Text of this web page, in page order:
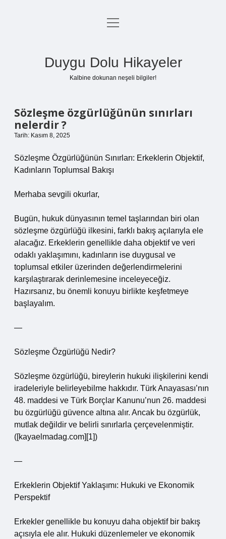
Anasayfa
menüyü
Duygu Dolu Hikayeler
Kalbine dokunan neşeli bilgiler!
Sözleşme özgürlüğünün sınırları
nelerdir ?
Tarih: Kasım 8, 2025
Sözleşme Özgürlüğünün Sınırları: Erkeklerin Objektif,
Kadınların Toplumsal Bakışı
Merhaba sevgili okurlar,
Bugün, hukuk dünyasının temel taşlarından biri olan
sözleşme özgürlüğü ilkesini, farklı bakış açılarıyla ele
alacağız. Erkeklerin genellikle daha objektif ve veri
odaklı yaklaşımını, kadınların ise duygusal ve
toplumsal etkiler üzerinden değerlendirmelerini
karşılaştırarak derinlemesine inceleyeceğiz.
Hazırsanız, bu önemli konuyu birlikte keşfetmeye
başlayalım.
—
Sözleşme Özgürlüğü Nedir?
Sözleşme özgürlüğü, bireylerin hukuki ilişkilerini kendi
iradeleriyle belirleyebilme hakkıdır. Türk Anayasası’nın
48. maddesi ve Türk Borçlar Kanunu’nun 26. maddesi
bu özgürlüğü güvence altına alır. Ancak bu özgürlük,
mutlak değildir ve belirli sınırlarla çerçevelenmiştir.
([kayaelmadag.com][1])
—
Erkeklerin Objektif Yaklaşımı: Hukuki ve Ekonomik
Perspektif
Erkekler genellikle bu konuyu daha objektif bir bakış
açısıyla ele alır. Hukuki düzenlemeler ve ekonomik